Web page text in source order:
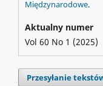
Międzynarodowe.
Aktualny numer
Vol 60 No 1 (2025)
Przesyłanie